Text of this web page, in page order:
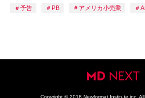
予告 PB アメリカ小売業
Copyright © 2018 Newformat Institute inc. All